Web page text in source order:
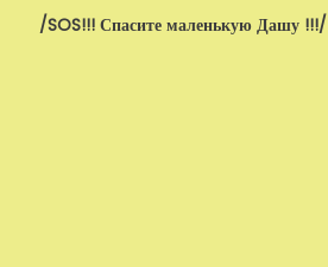
/SOS!!! Спасите маленькую Дашу !!!/